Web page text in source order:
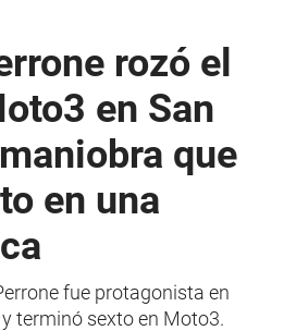
rozó el
en San
que
en una
fue protagonista en
terminó sexto en Moto3.